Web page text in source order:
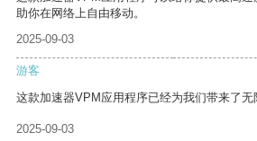
助你在网络上自由移动。
2025-09-03
游客
这款加速器VPM应用程序已经为我们带来了无
2025-09-03